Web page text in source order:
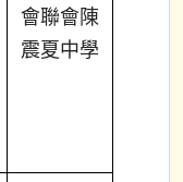
會聯會陳
震夏中學